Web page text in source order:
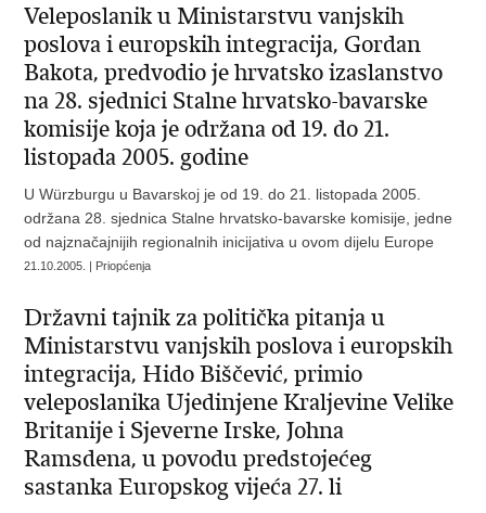
Veleposlanik u Ministarstvu vanjskih
poslova i europskih integracija, Gordan
Bakota, predvodio je hrvatsko izaslanstvo
na 28. sjednici Stalne hrvatsko-bavarske
komisije koja je održana od 19. do 21.
listopada 2005. godine
U Würzburgu u Bavarskoj je od 19. do 21. listopada 2005.
održana 28. sjednica Stalne hrvatsko-bavarske komisije, jedne
od najznačajnijih regionalnih inicijativa u ovom dijelu Europe
21.10.2005. | Priopćenja
Državni tajnik za politička pitanja u
Ministarstvu vanjskih poslova i europskih
integracija, Hido Biščević, primio
veleposlanika Ujedinjene Kraljevine Velike
Britanije i Sjeverne Irske, Johna
Ramsdena, u povodu predstojećeg
sastanka Europskog vijeća 27. li